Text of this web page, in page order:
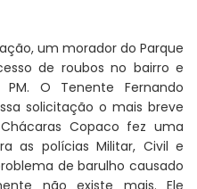
um morador do Parque
de roubos no bairro e
O Tenente Fernando
solicitação o mais breve
Copaco fez uma
as polícias Militar, Civil e
de barulho causado
não existe mais. Ele